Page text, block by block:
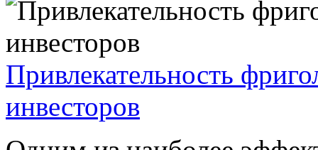
Привлекательность
инвесторов